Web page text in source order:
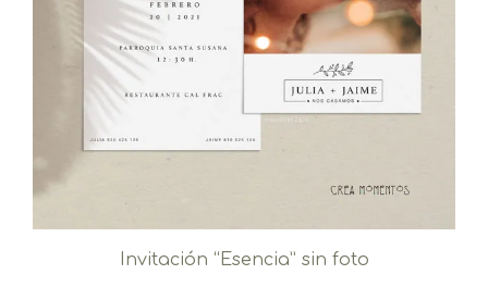
Invitación “Esencia” sin foto